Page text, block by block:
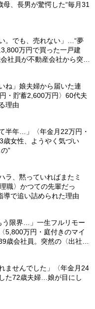
、長男が驚愕した“毎月31
。でも、売れない」…“夢
万円で買った一戸建
社員が不動産会社から突き
ね」娘夫婦から届いた連
・貯蓄2,600万円〉60代夫
理由
半年…」〈年金月22万円・
歳女性、ようやく気づい
”
ラ、黙っていればまたミ
職〉かつての先輩だっ
導で追い詰められた理由
う限界…」一生フルリモー
5,800万円・庭付きのマイ
歳会社員。突然の〈出社
ませんでした」〈年金月24
た72歳夫婦…娘が目にし